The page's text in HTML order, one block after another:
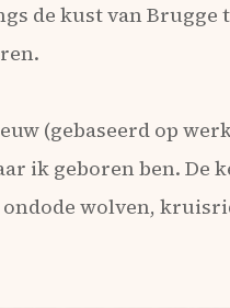
de kust van Brugge
(gebaseerd op
ik geboren ben. De
wolven,